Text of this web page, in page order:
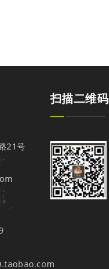
21号
扫描二维码